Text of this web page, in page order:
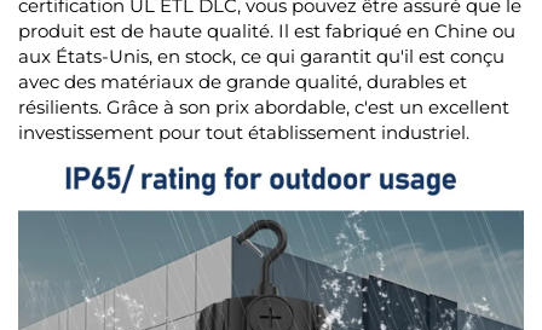
certification UL ETL DLC, vous pouvez être assuré que le
produit est de haute qualité. Il est fabriqué en Chine ou
aux États-Unis, en stock, ce qui garantit qu'il est conçu
avec des matériaux de grande qualité, durables et
résilients. Grâce à son prix abordable, c'est un excellent
investissement pour tout établissement industriel.